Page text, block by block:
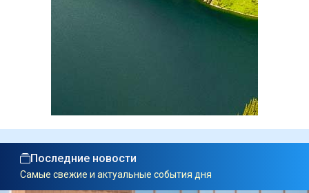
Последние новости
Самые свежие и актуальные события дня